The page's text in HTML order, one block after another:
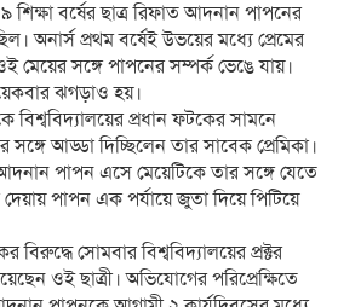
বর্ষের ছাত্র রিফাত আদনান পাপনের
অনার্স প্রথম বর্ষেই উভয়ের মধ্যে প্রেমের
মেয়ের সঙ্গে পাপনের সম্পর্ক ভেঙে যায়।
ঝগড়াও হয়।
বিশ্ববিদ্যালয়ের প্রধান ফটকের সামনে
সঙ্গে আড্ডা দিচ্ছিলেন তার সাবেক প্রেমিকা।
পাপন এসে মেয়েটিকে তার সঙ্গে যেতে
পাপন এক পর্যায়ে জুতা দিয়ে পিটিয়ে
বিরুদ্ধে সোমবার বিশ্ববিদ্যালয়ের প্রক্টর
ওই ছাত্রী। অভিযোগের পরিপ্রেক্ষিতে